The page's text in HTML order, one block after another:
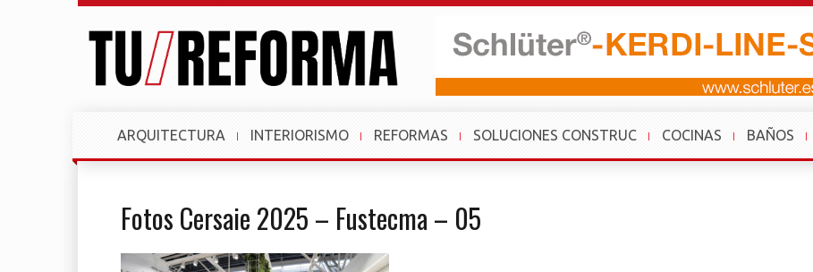
ARQUITECTURA INTERIORISMO REFORMAS SOLUCIONES CONSTRUC COCINAS BAÑOS
Fotos Cersaie 2025 – Fustecma – 05